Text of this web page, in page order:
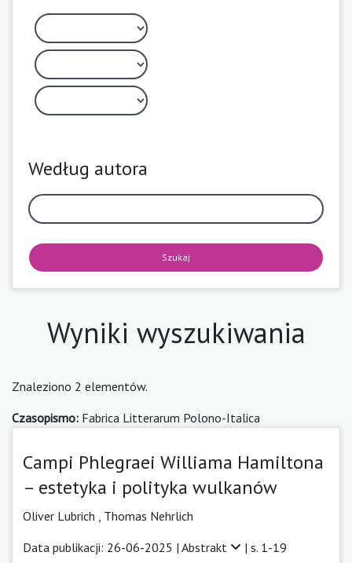
Według autora
Szukaj
Wyniki wyszukiwania
Znaleziono 2 elementów.
Czasopismo: Fabrica Litterarum Polono-Italica
Campi Phlegraei Williama Hamiltona
– estetyka i polityka wulkanów
Oliver Lubrich
Thomas Nehrlich
Data publikacji: 26-06-2025 | Abstrakt | s. 1-19